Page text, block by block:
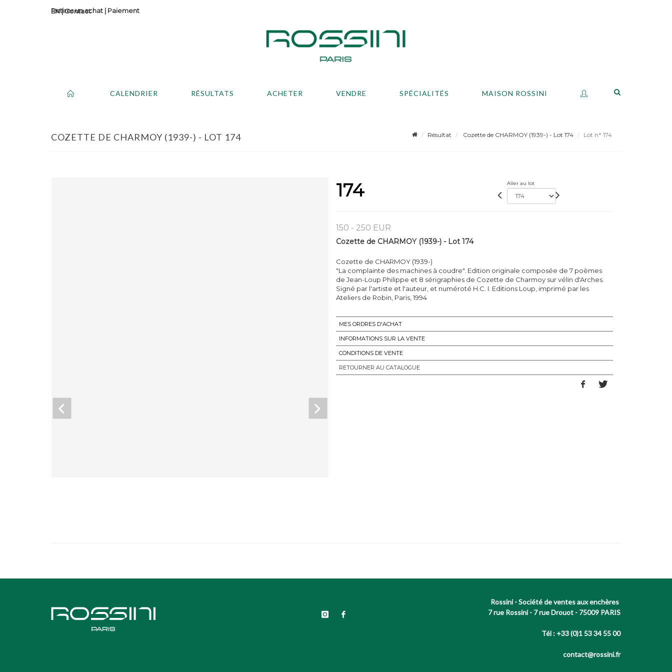
Contact
Retirer un achat | Paiement
CALENDRIER RÉSULTATS ACHETER VENDRE SPÉCIALITÉS MAISON ROSSINI
COZETTE DE CHARMOY (1939-) - LOT 174 Résultat Cozette de CHARMOY (1939-) - Lot 174 Lot n° 174
174 Aller au lot
150 - 250 EUR
Cozette de CHARMOY (1939-) - Lot 174
Cozette de CHARMOY (1939-)
"La complainte des machines à coudre". Edition originale composée de 7 poèmes
de Jean-Loup Philippe et 8 sérigraphies de Cozette de Charmoy sur vélin d'Arches.
Signé par l'artiste et l'auteur, et numéroté H.C. I. Editions Loup, imprimé par les
Ateliers de Robin, Paris, 1994
MES ORDRES D'ACHAT
INFORMATIONS SUR LA VENTE
CONDITIONS DE VENTE
RETOURNER AU CATALOGUE
Rossini - Société de ventes aux enchères
7 rue Rossini - 7 rue Drouot - 75009 PARIS
Tél : +33 (0)1 53 34 55 00
contact@rossini.fr